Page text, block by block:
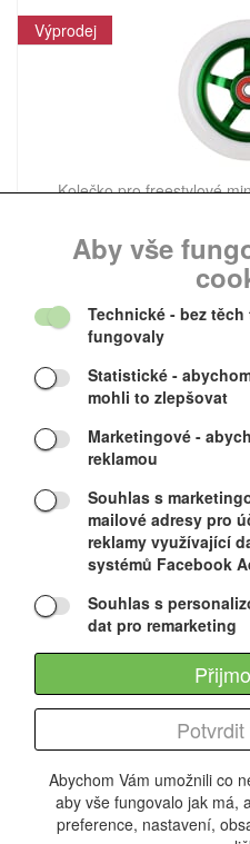
Aby vše
Abychom Vám umožnili co
aby vše fungovalo jak má,
preference, nastavení,
Technické - bez
fungovaly
Statistické -
mohli to zlepšovat
Marketingové -
reklamou
Souhlas s
mailové adresy pro
reklamy využívající
systémů Facebook
Souhlas s
dat pro remarketing
Výprodej
Kolečko pro freestylové
Výprodej
Dětská ochranná přilba
cyklisty.
O